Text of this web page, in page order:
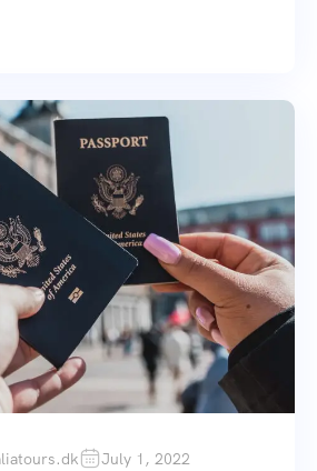
July 1, 2022